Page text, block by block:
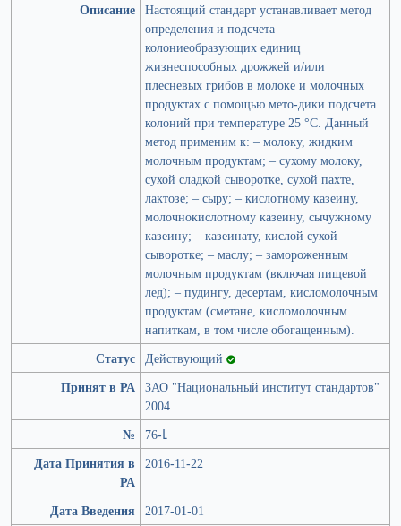
Описание Настоящий стандарт устанавливает метод
определения и подсчета
колониеобразующих единиц
жизнеспособных дрожжей и/или
плесневых грибов в молоке и молочных
продуктах с помощью мето-дики подсчета
колоний при температуре 25 °С. Данный
метод применим к: – молоку, жидким
молочным продуктам; – сухому молоку,
сухой сладкой сыворотке, сухой пахте,
лактозе; – сыру; – кислотному казеину,
молочнокислотному казеину, сычужному
казеину; – казеинату, кислой сухой
сыворотке; – маслу; – замороженным
молочным продуктам (включая пищевой
лед); – пудингу, десертам, кисломолочным
продуктам (сметане, кисломолочным
напиткам, в том числе обогащенным).
Статус Действующий
Принят в РА ЗАО "Национальный институт стандартов"
2004
№
76-Լ
Дата Принятия в
РА
2016-11-22
Дата Введения
2017-01-01